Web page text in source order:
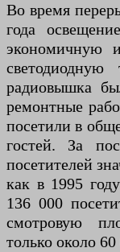
Во время
года
экономичную
радиовышка
ремонтные
посетили в
гостей. За
посетителей
как в 1995
136 000
смотровую
только около 60